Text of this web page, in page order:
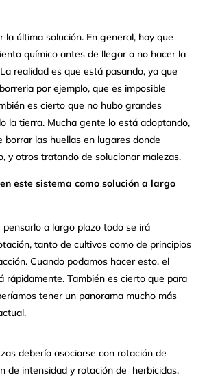
la última solución. En general, hay que
químico antes de llegar a no hacer la
realidad es que está pasando, ya que
por ejemplo, que es imposible
es cierto que no hubo grandes
la tierra. Mucha gente lo está adoptando,
borrar las huellas en lugares donde
y otros tratando de solucionar malezas.
este sistema como solución a largo
pensarlo a largo plazo todo se irá
tanto de cultivos como de principios
Cuando podamos hacer esto, el
rápidamente. También es cierto que para
tener un panorama mucho más
debería asociarse con rotación de
de intensidad y rotación de herbicidas.